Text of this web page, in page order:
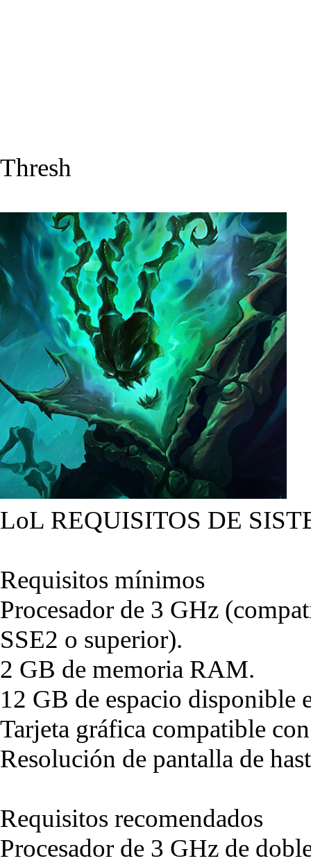
Thresh
LoL REQUISITOS DE
Requisitos mínimos
Procesador de 3 GHz
SSE2 o superior).
2 GB de memoria RAM.
12 GB de espacio disponible
Tarjeta gráfica compatible
Resolución de pantalla de
Requisitos recomendados
Procesador de 3 GHz de